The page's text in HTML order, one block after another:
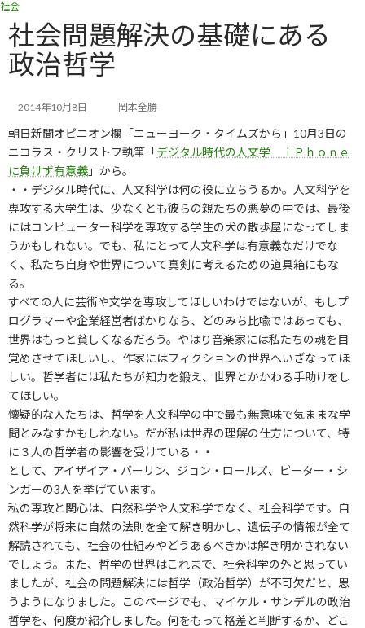
コ
ン
テ
ン
ツ
ッ
プ
ナ
ビ
ゲ
ー
シ
移
動
社会
社会問題解決の基礎にある
政治哲学
2014年10月8日 岡本全勝
朝日新聞オピニオン欄「ニューヨーク・タイムズから」10月3日の
ニコラス・クリストフ執筆「デジタル時代の人文学 ｉＰｈｏｎｅ
に負けず有意義 」から。
・・デジタル時代に、人文科学は何の役に立ちうるか。人文科学を
専攻する大学生は、少なくとも彼らの親たちの悪夢の中では、最後
にはコンピューター科学を専攻する学生の犬の散歩屋になってしま
うかもしれない。でも、私にとって人文科学は有意義なだけでな
く、私たち自身や世界について真剣に考えるための道具箱にもな
る。
すべての人に芸術や文学を専攻してほしいわけではないが、もしプ
ログラマーや企業経営者ばかりなら、どのみち比喩ではあっても、
世界はもっと貧しくなるだろう。やはり音楽家には私たちの魂を目
覚めさせてほしいし、作家にはフィクションの世界へいざなってほ
しい。哲学者には私たちが知力を鍛え、世界とかかわる手助けをし
てほしい。
懐疑的な人たちは、哲学を人文科学の中で最も無意味で気ままな学
問とみなすかもしれない。だが私は世界の理解の仕方について、特
に３人の哲学者の影響を受けている・・
として、アイザイア・バーリン、ジョン・ロールズ、ピーター・シ
ンガーの3人を挙げています。
私の専攻と関心は、自然科学や人文科学でなく、社会科学です。自
然科学が将来に自然の法則を全て解き明かし、遺伝子の情報が全て
解読されても、社会の仕組みやどうあるべきかは解き明かされない
でしょう。また、哲学の世界はこれまで、社会科学の外と思ってい
ましたが、社会の問題解決には哲学（政治哲学）が不可欠だと、思
うようになりました。このページでも、マイケル・サンデルの政治
哲学を、何度か紹介しました。何をもって格差と判断するか、どこ